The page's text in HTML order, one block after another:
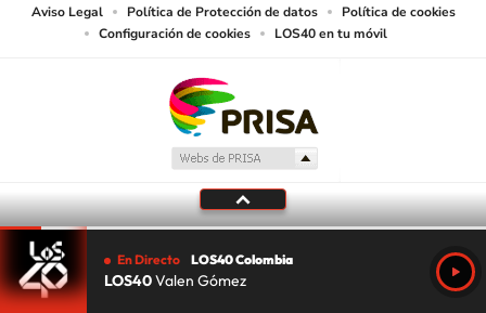
Aviso Legal Política de Protección de datos
Política de cookies
Configuración de cookies
LOS40 en tu móvil
En Directo LOS40 Colombia
LOS40Valen Gómez